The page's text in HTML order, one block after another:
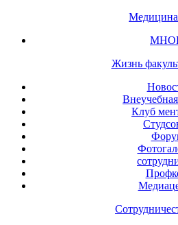
Медицина
Жизнь
Клуб